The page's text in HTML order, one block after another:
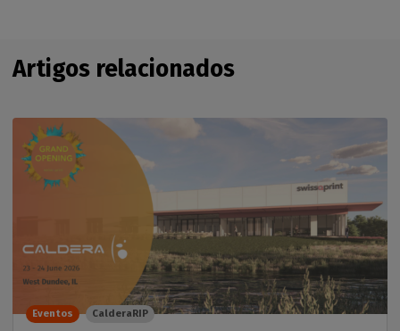
Artigos relacionados
Eventos CalderaRIP